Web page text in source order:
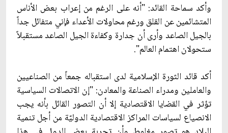
وأكد سماحة القائد: "أنه على الرغم من إعراب بعض الأناس
المتشائمين عن القلق ورغم محاولات الأعداء فإني متفائل جداً
بالجيل الصاعد وأرى أن جدارة وكفاءة الجيل الصاعد مستقبلاً
ستحولان اهتمام العالم".
أكد قائد الثورة الإسلامية لدى استقباله جمعاً من الصناعيين
والعاملين ومدراء الصناعة والمعادن: "إن الاتصالات السياسية
تؤثر في القضايا الاقتصادية إلا أن التصور القائل بأنه يجب
الانصياع لسياسات المراكز الاقتصادية الدوليّة من أجل تنمية